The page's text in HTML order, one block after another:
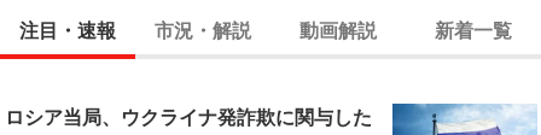
注目・速報 市況・解説 動画解説 新着一覧
ロシア当局、ウクライナ発詐欺に関与した